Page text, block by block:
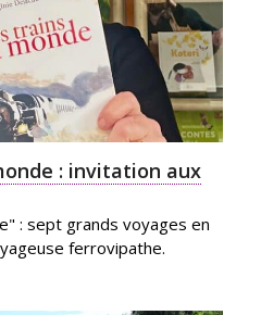
: invitation aux
: sept grands voyages en
ferrovipathe.